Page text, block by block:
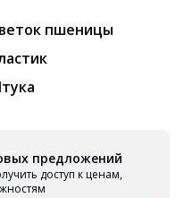
пшеницы
предложений
доступ к ценам,